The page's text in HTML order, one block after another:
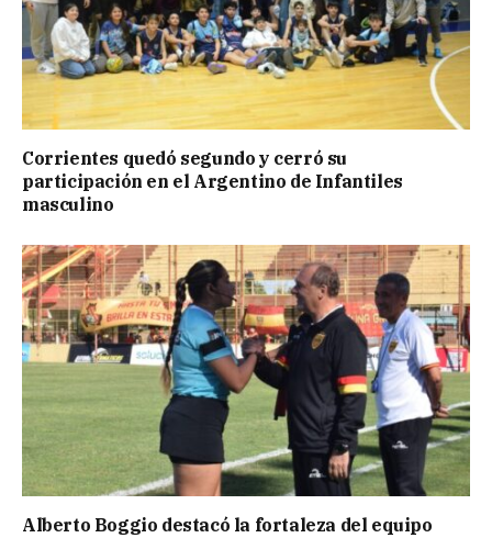
Corrientes quedó segundo y cerró su
participación en el Argentino de Infantiles
masculino
Alberto Boggio destacó la fortaleza del equipo